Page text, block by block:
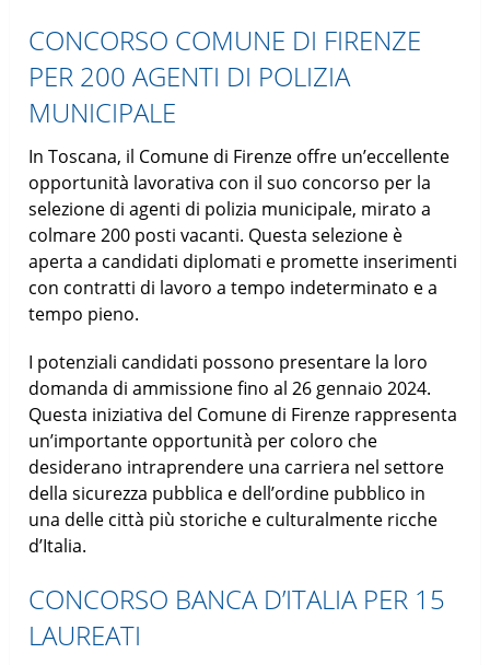
CONCORSO COMUNE DI FIRENZE
PER 200 AGENTI DI POLIZIA
MUNICIPALE
In Toscana, il Comune di Firenze offre un’eccellente
opportunità lavorativa con il suo concorso per la
selezione di agenti di polizia municipale, mirato a
colmare 200 posti vacanti. Questa selezione è
aperta a candidati diplomati e promette inserimenti
con contratti di lavoro a tempo indeterminato e a
tempo pieno.
I potenziali candidati possono presentare la loro
domanda di ammissione fino al 26 gennaio 2024.
Questa iniziativa del Comune di Firenze rappresenta
un’importante opportunità per coloro che
desiderano intraprendere una carriera nel settore
della sicurezza pubblica e dell’ordine pubblico in
una delle città più storiche e culturalmente ricche
d’Italia.
CONCORSO BANCA D’ITALIA PER 15
LAUREATI